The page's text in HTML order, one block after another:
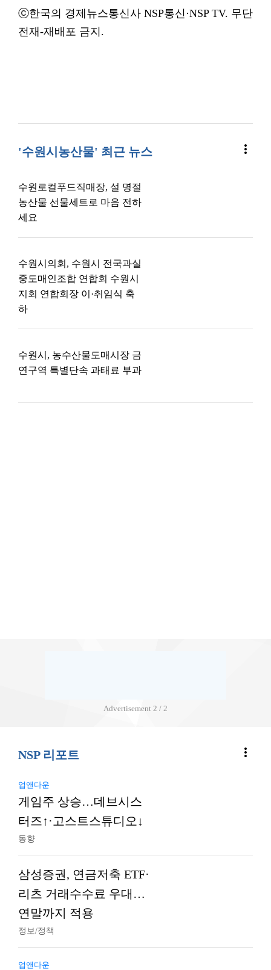
ⓒ한국의 경제뉴스통신사 NSP통신·NSP TV. 무단
전재-재배포 금지.
'수원시농산물' 최근 뉴스 more_vert
수원로컬푸드직매장, 설 명절
농산물 선물세트로 마음 전하
세요
수원시의회, 수원시 전국과실
중도매인조합 연합회 수원시
지회 연합회장 이·취임식 축
하
수원시, 농수산물도매시장 금
연구역 특별단속 과태료 부과
Advertisement 2 / 2
NSP 리포트 more_vert
업앤다운
게임주 상승…데브시스
터즈↑·고스트스튜디오↓
동향
삼성증권, 연금저축 ETF·
리츠 거래수수료 우대…
연말까지 적용
정보/정책
업앤다운